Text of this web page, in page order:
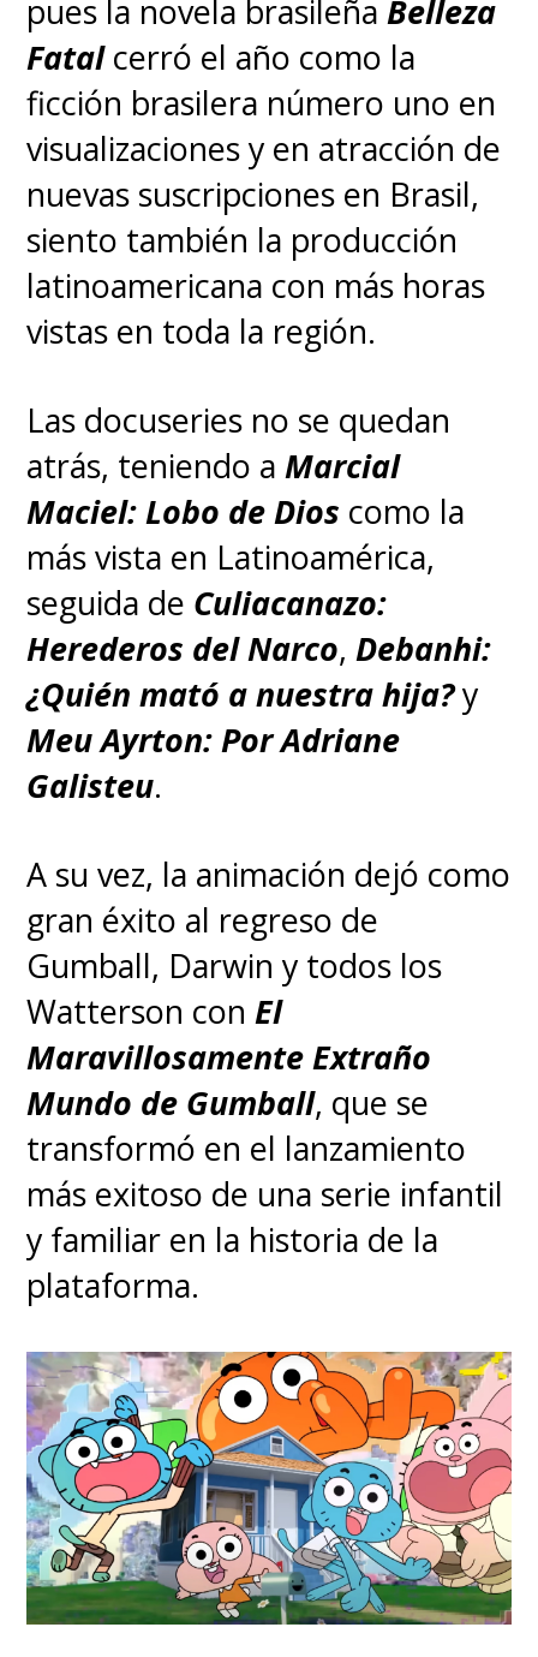
pues la novela brasileñaBelleza
Fatal cerró el año como la
ficción brasilera número uno en
visualizaciones y en atracción de
nuevas suscripciones en Brasil,
siento también la producción
latinoamericana con más horas
vistas en toda la región.
Las docuseries no se quedan
atrás, teniendo a Marcial
Maciel: Lobo de Dios como la
más vista en Latinoamérica,
seguida de Culiacanazo:
Herederos del Narco,Debanhi:
¿Quién mató a nuestra hija?y
Meu Ayrton: Por Adriane
Galisteu.
A su vez, la animación dejó como
gran éxito al regreso de
Gumball, Darwin y todos los
Watterson conEl
Maravillosamente Extraño
Mundo de Gumball, que se
transformó en el lanzamiento
más exitoso de una serie infantil
y familiar en la historia de la
plataforma.